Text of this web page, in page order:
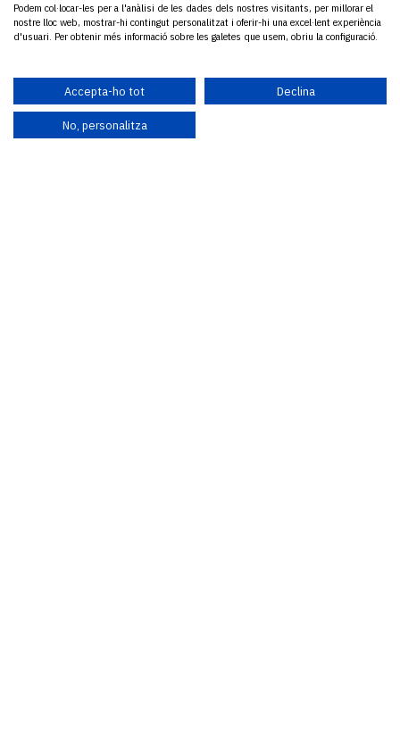
Podem col·locar-les per a l'anàlisi de les dades dels nostres visitants, per millorar el
nostre lloc web, mostrar-hi contingut personalitzat i oferir-hi una excel·lent experiència
d'usuari. Per obtenir més informació sobre les galetes que usem, obriu la configuració.
Accepta-ho tot Declina
No, personalitza